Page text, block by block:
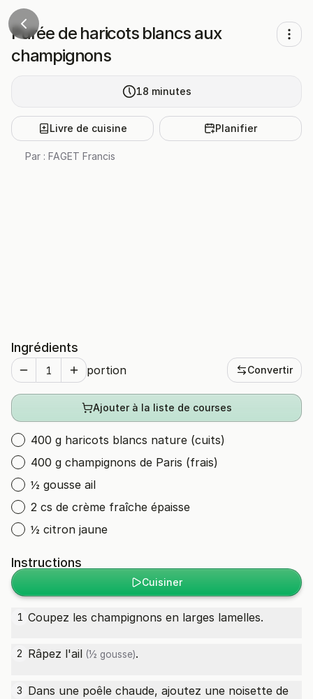
Purée de haricots blancs aux
champignons
18 minutes
Livre de cuisine Planifier
Par : FAGET Francis
Ingrédients
portion Convertir
Ajouter à la liste de courses
400 g haricots blancs nature (cuits)
400 g champignons de Paris (frais)
½ gousse ail
2 cs de crème fraîche épaisse
½ citron jaune
Instructions
Cuisiner
1 Coupez les champignons en larges lamelles.
2 Râpez l'ail (½ gousse).
3 Dans une poêle chaude, ajoutez une noisette de